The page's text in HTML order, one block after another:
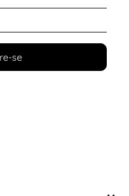
se